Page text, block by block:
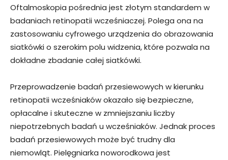
Oftalmoskopia pośrednia jest złotym standardem w
badaniach retinopatii wcześniaczej. Polega ona na
zastosowaniu cyfrowego urządzenia do obrazowania
siatkówki o szerokim polu widzenia, które pozwala na
dokładne zbadanie całej siatkówki.
Przeprowadzenie badań przesiewowych w kierunku
retinopatii wcześniaków okazało się bezpieczne,
opłacalne i skuteczne w zmniejszaniu liczby
niepotrzebnych badań u wcześniaków. Jednak proces
badań przesiewowych może być trudny dla
niemowląt. Pielęgniarka noworodkowa jest